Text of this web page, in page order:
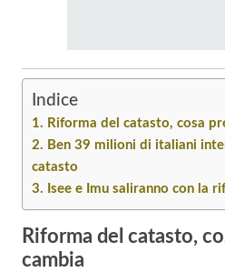
Indice
Riforma del catasto, cosa
Ben 39 milioni di italiani
catasto
Isee e Imu saliranno con la
Riforma del catasto,
cambia